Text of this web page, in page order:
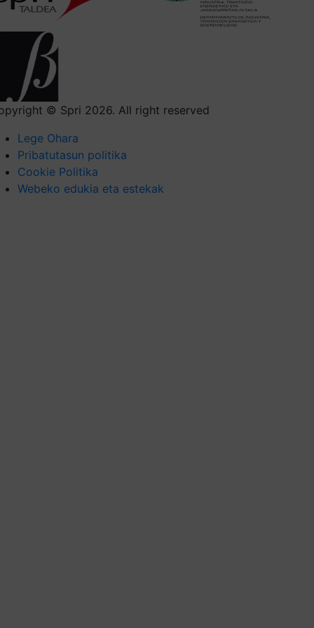
© Spri 2026. All right reserved
Lege Ohara
Pribatutasun politika
Cookie Politika
Webeko edukia eta estekak